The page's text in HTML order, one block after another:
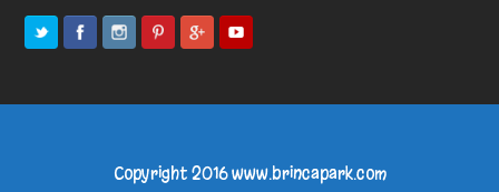
Copyright 2016www.brincapark.com